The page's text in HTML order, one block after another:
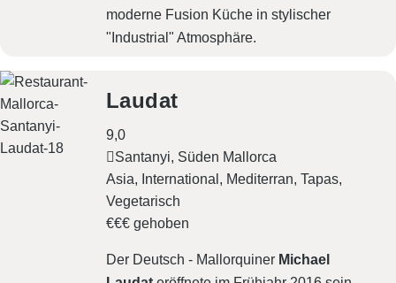
moderne Fusion Küche in stylischer
"Industrial" Atmosphäre.
Laudat
9,0
Santanyi, Süden Mallorca
Asia
International Mediterran Tapas
Vegetarisch
€€€ gehoben
Der Deutsch - Mallorquiner Michael